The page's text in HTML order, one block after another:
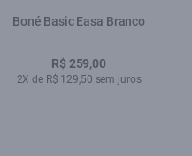
Boné Basic Easa Branco
R$ 259,00
2X de R$ 129,50 sem juros